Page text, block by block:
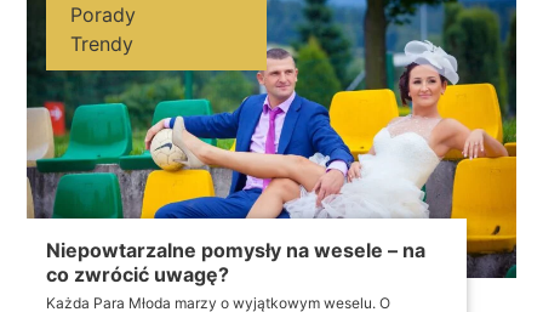
Niepowtarzalne pomysły na wesele – na
co zwrócić uwagę?
Każda Para Młoda marzy o wyjątkowym weselu. O
Porady
Trendy